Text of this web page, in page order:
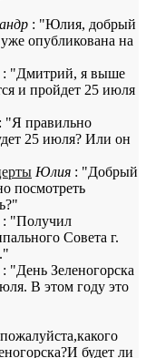
: "Юлия, добрый
опубликована на
: "Дмитрий, я выше
и пройдет 25 июля
: "Я правильно
25 июля? Или он
Юлия : "Добрый
посмотреть
: "Получил
Совета г.
: "День Зеленогорска
В этом году это
будет ли